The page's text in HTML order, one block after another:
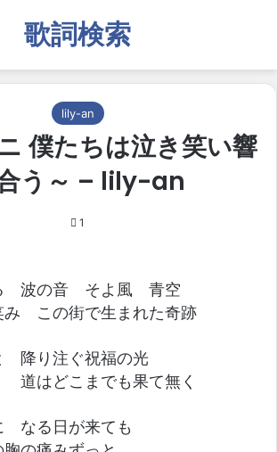
歌詞検索
lily-an
僕たちは泣き笑い響
う～ – lily-an
1
波の音 そよ風 青空
み この街で生まれた奇跡
降り注ぐ祝福の光
道はどこまでも果て無く
なる日が来ても